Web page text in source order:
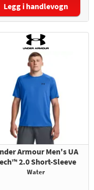
Størrelse:
Legg i handlevogn
Armour Men's UA
2.0 Short-Sleeve
Water